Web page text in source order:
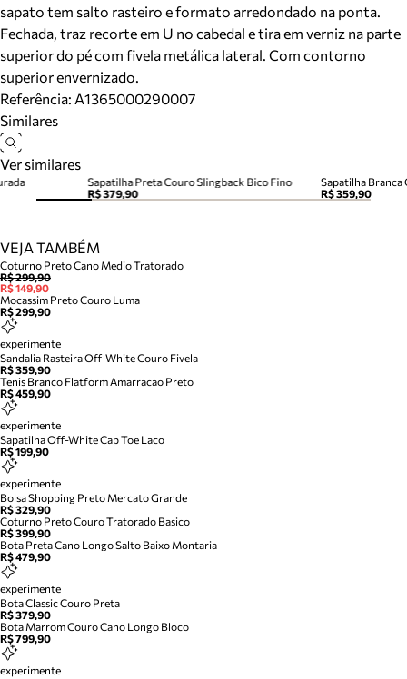
sapato tem salto rasteiro e formato arredondado na ponta.
Fechada, traz recorte em U no cabedal e tira em verniz na parte
superior do pé com fivela metálica lateral. Com contorno
superior envernizado.
Referência: A1365000290007
Similares
Ver similares
Sapatilha Preta Couro Slingback Bico Fino
R$ 379,90
R$ 359,90
VEJA TAMBÉM
Coturno Preto Cano Medio Tratorado
R$ 299,90
R$ 149,90
Mocassim Preto Couro Luma
R$ 299,90
experimente
Sandalia Rasteira Off-White Couro Fivela
R$ 359,90
Tenis Branco Flatform Amarracao Preto
R$ 459,90
experimente
Sapatilha Off-White Cap Toe Laco
R$ 199,90
experimente
Bolsa Shopping Preto Mercato Grande
R$ 329,90
Coturno Preto Couro Tratorado Basico
R$ 399,90
Bota Preta Cano Longo Salto Baixo Montaria
R$ 479,90
experimente
Bota Classic Couro Preta
R$ 379,90
Bota Marrom Couro Cano Longo Bloco
R$ 799,90
experimente